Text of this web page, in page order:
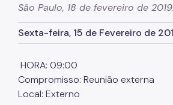
Órgãos colegiados da SMJ
Procuradoria Geral
Notícias
São Paulo, 18 de fevereiro de 2019.
Sexta-feira, 15 de Fevereiro de
HORA: 09:00
Compromisso: Reunião externa
Local: Externo